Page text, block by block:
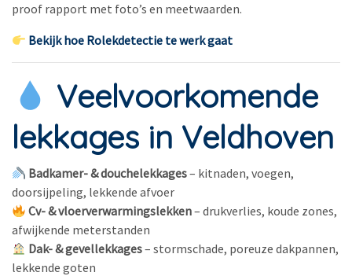
proof rapport met foto’s en meetwaarden.
Bekijk hoe Rolekdetectie te werk gaat
Veelvoorkomende
lekkages in Veldhoven
Badkamer- & douchelekkages– kitnaden, voegen,
doorsijpeling, lekkende afvoer
Cv- & vloerverwarmingslekken– drukverlies, koude zones,
afwijkende meterstanden
Dak- & gevellekkages– stormschade, poreuze dakpannen,
lekkende goten